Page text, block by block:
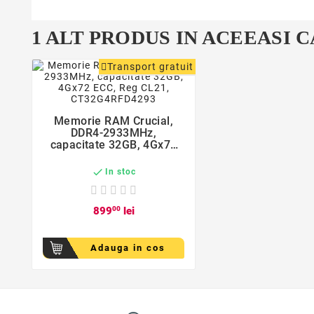
1 ALT PRODUS IN ACEEASI
Transport gratuit
favorite_border
Memorie RAM Crucial,
DDR4-2933MHz,
capacitate 32GB, 4Gx72
CT32G4RFD4293
 In stoc
89900lei
Adauga in cos